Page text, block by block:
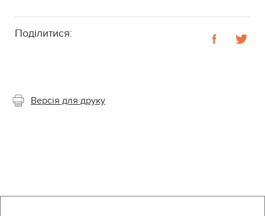
Поділитися:
Версія для друку